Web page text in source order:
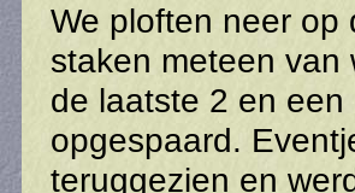
We ploften neer op
staken meteen van
de laatste 2 en
opgespaard.
teruggezien en